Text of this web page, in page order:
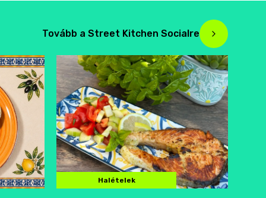
Tovább a Street Kitchen Socialre
Halételek